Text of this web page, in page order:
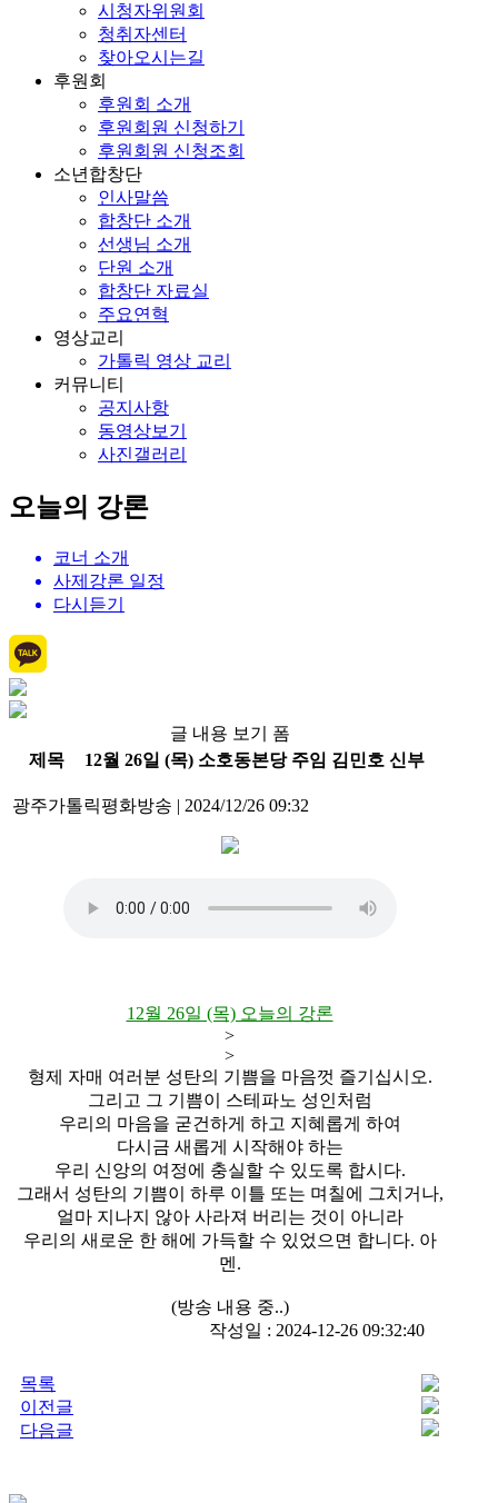
시청자위원회
청취자센터
찾아오시는길
후원회
후원회 소개
후원회원 신청하기
후원회원 신청조회
소년합창단
인사말씀
합창단 소개
선생님 소개
단원 소개
합창단 자료실
주요연혁
영상교리
가톨릭 영상 교리
커뮤니티
공지사항
동영상보기
사진갤러리
오늘의 강론
코너 소개
사제강론 일정
다시듣기
글 내용 보기 폼
제목
12월 26일 (목) 소호동본당 주임 김민호 신부
광주가톨릭평화방송 | 2024/12/26 09:32
12월 26일 (목) 오늘의 강론
>
>
형제 자매 여러분 성탄의 기쁨을 마음껏 즐기십시오.
그리고 그 기쁨이 스테파노 성인처럼
우리의 마음을 굳건하게 하고 지혜롭게 하여
다시금 새롭게 시작해야 하는
우리 신앙의 여정에 충실할 수 있도록 합시다.
그래서 성탄의 기쁨이 하루 이틀 또는 며칠에 그치거나,
얼마 지나지 않아 사라져 버리는 것이 아니라
우리의 새로운 한 해에 가득할 수 있었으면 합니다. 아
멘.
(방송 내용 중..)
작성일 : 2024-12-26 09:32:40
목록
이전글
다음글